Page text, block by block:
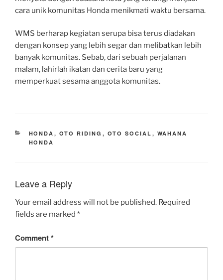
cara unik komunitas Honda menikmati waktu bersama.
WMS berharap kegiatan serupa bisa terus diadakan
dengan konsep yang lebih segar dan melibatkan lebih
banyak komunitas. Sebab, dari sebuah perjalanan
malam, lahirlah ikatan dan cerita baru yang
memperkuat sesama anggota komunitas.
CATEGORIES
HONDA , OTO RIDING , OTO SOCIAL , WAHANA
HONDA
Leave a Reply
Your email address will not be published. Required
fields are marked *
Comment*